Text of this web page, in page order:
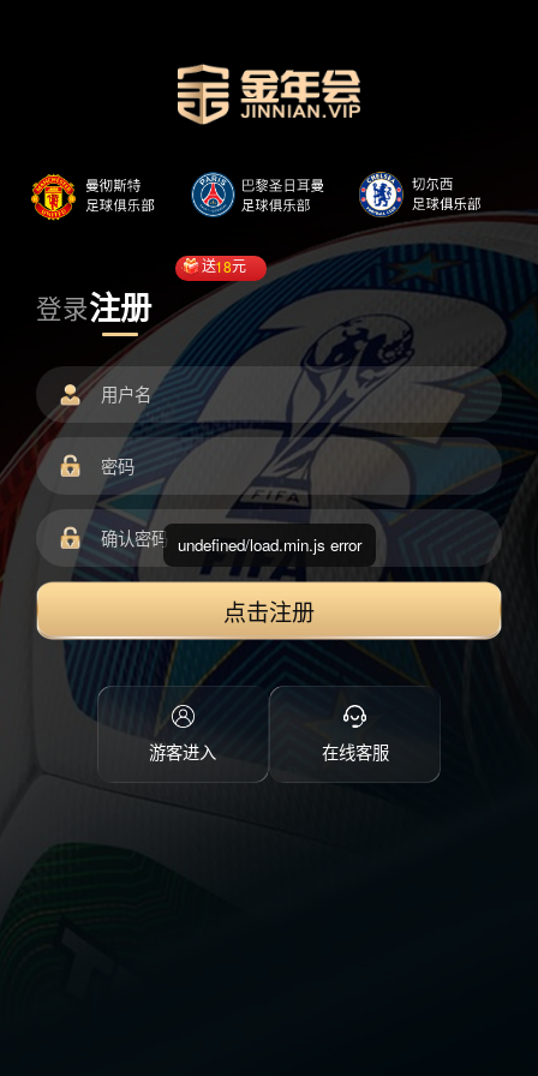
登录注册
送18元
点击注册
游客进入 在线客服
undefined/load.min.js error